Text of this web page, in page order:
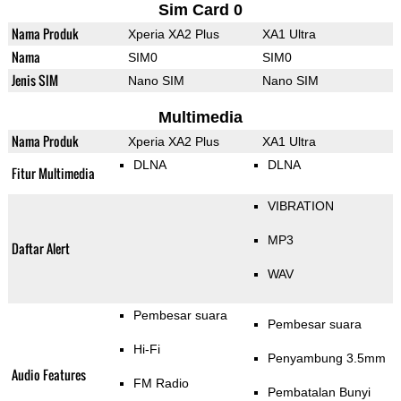
Sim Card 0
Nama Produk Xperia XA2 Plus XA1 Ultra
Nama SIM0 SIM0
Jenis SIM Nano SIM Nano SIM
Multimedia
Nama Produk Xperia XA2 Plus XA1 Ultra
Fitur Multimedia DLNA DLNA
Daftar Alert
VIBRATION
MP3
WAV
Audio Features
Pembesar suara
Hi-Fi
FM Radio
Pembesar suara
Penyambung 3.5mm
Pembatalan Bunyi